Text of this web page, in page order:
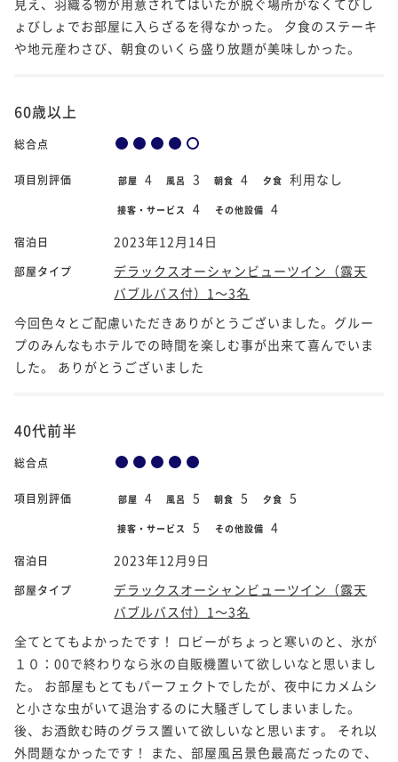
ょびしょでお部屋に入らざるを得なかった。 夕食のステーキ
や地元産わさび、朝食のいくら盛り放題が美味しかった。
60歳以上
総合点
項目別評価 部屋 4 風呂 3 朝食 4 夕食 利用なし
接客・サービス 4 その他設備 4
宿泊日 2023年12月14日
部屋タイプ
デラックスオーシャンビューツイン（露天
バブルバス付）1～3名
今回色々とご配慮いただきありがとうございました。グルー
プのみんなもホテルでの時間を楽しむ事が出来て喜んでいま
した。 ありがとうございました
40代前半
総合点
項目別評価 部屋 4 風呂 5 朝食 5 夕食 5
接客・サービス 5 その他設備 4
宿泊日 2023年12月9日
部屋タイプ
デラックスオーシャンビューツイン（露天
バブルバス付）1～3名
全てとてもよかったです！ ロビーがちょっと寒いのと、氷が
１０：00で終わりなら氷の自販機置いて欲しいなと思いまし
た。 お部屋もとてもパーフェクトでしたが、夜中にカメムシ
と小さな虫がいて退治するのに大騒ぎしてしまいました。
後、お酒飲む時のグラス置いて欲しいなと思います。 それ以
外問題なかったです！ また、部屋風呂景色最高だったので、